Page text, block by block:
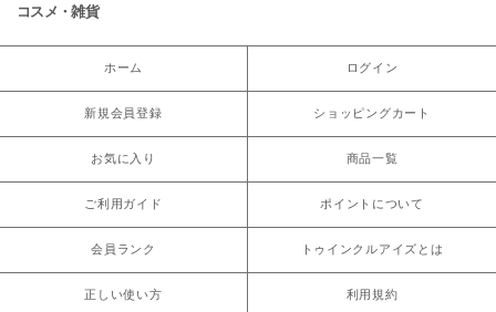
コスメ・雑貨
ホーム ログイン
新規会員登録 ショッピングカート
お気に入り 商品一覧
ご利用ガイド ポイントについて
会員ランク トゥインクルアイズとは
正しい使い方 利用規約